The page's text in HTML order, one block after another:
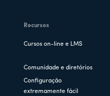
Recursos
Cursos on-line e LMS
Comunidade e diretórios
Configuração
extremamente fácil